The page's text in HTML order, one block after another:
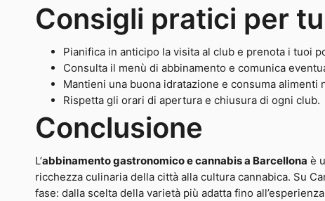
Consigli pratici per
Pianifica in anticipo la visita al club e prenota i tuoi
Consulta il menù di abbinamento e comunica
Mantieni una buona idratazione e consuma alimenti
Rispetta gli orari di apertura e chiusura di ogni club.
Conclusione
L’abbinamento gastronomico e cannabis a Barcellona è
ricchezza culinaria della città alla cultura cannabica. Su
fase: dalla scelta della varietà più adatta fino